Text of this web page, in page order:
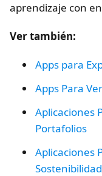
aprendizaje con
Ver también:
Apps para
Apps Para
Aplicaciones
Portafolios
Aplicaciones
Sostenibilidad